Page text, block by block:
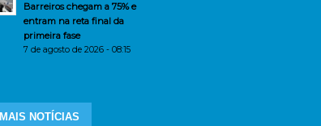
Barreiros chegam a 75% e
entram na reta final da
primeira fase
7 de agosto de 2026 - 08:15
MAIS NOTÍCIAS